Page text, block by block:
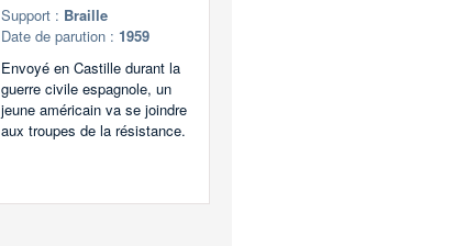
Support : Braille
Date de parution : 1959
Envoyé en Castille durant la
guerre civile espagnole, un
jeune américain va se joindre
aux troupes de la résistance.